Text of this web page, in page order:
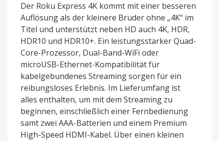
Der Roku Express 4K kommt mit einer besseren
Auflösung als der kleinere Bruder ohne „4K“ im
Titel und unterstützt neben HD auch 4K, HDR,
HDR10 und HDR10+. Ein leistungsstarker Quad-
Core-Prozessor, Dual-Band-WiFi oder
microUSB-Ethernet-Kompatibilität für
kabelgebundenes Streaming sorgen für ein
reibungsloses Erlebnis. Im Lieferumfang ist
alles enthalten, um mit dem Streaming zu
beginnen, einschließlich einer Fernbedienung
samt zwei AAA-Batterien und einem Premium
High-Speed HDMI-Kabel. Über einen kleinen